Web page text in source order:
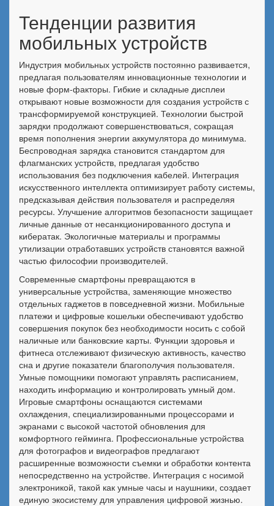
Тенденции развития
мобильных устройств
Индустрия мобильных устройств постоянно развивается,
предлагая пользователям инновационные технологии и
новые форм-факторы. Гибкие и складные дисплеи
открывают новые возможности для создания устройств с
трансформируемой конструкцией. Технологии быстрой
зарядки продолжают совершенствоваться, сокращая
время пополнения энергии аккумулятора до минимума.
Беспроводная зарядка становится стандартом для
флагманских устройств, предлагая удобство
использования без подключения кабелей. Интеграция
искусственного интеллекта оптимизирует работу системы,
предсказывая действия пользователя и распределяя
ресурсы. Улучшение алгоритмов безопасности защищает
личные данные от несанкционированного доступа и
кибератак. Экологичные материалы и программы
утилизации отработавших устройств становятся важной
частью философии производителей.
Современные смартфоны превращаются в
универсальные устройства, заменяющие множество
отдельных гаджетов в повседневной жизни. Мобильные
платежи и цифровые кошельки обеспечивают удобство
совершения покупок без необходимости носить с собой
наличные или банковские карты. Функции здоровья и
фитнеса отслеживают физическую активность, качество
сна и другие показатели благополучия пользователя.
Умные помощники помогают управлять расписанием,
находить информацию и контролировать умный дом.
Игровые смартфоны оснащаются системами
охлаждения, специализированными процессорами и
экранами с высокой частотой обновления для
комфортного гейминга. Профессиональные устройства
для фотографов и видеографов предлагают
расширенные возможности съемки и обработки контента
непосредственно на устройстве. Интеграция с носимой
электроникой, такой как умные часы и наушники, создает
единую экосистему для управления цифровой жизнью.